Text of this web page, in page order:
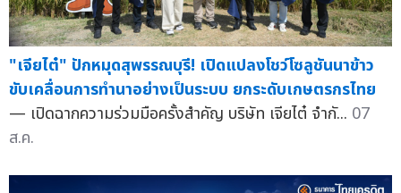
"เจียไต๋" ปักหมุดสุพรรณบุรี! เปิดแปลงโชว์โซลูชันนาข้าว
ขับเคลื่อนการทำนาอย่างเป็นระบบ ยกระดับเกษตรกรไทย
— เปิดฉากความร่วมมือครั้งสำคัญ บริษัท เจียไต๋ จำกั... 07
ส.ค.